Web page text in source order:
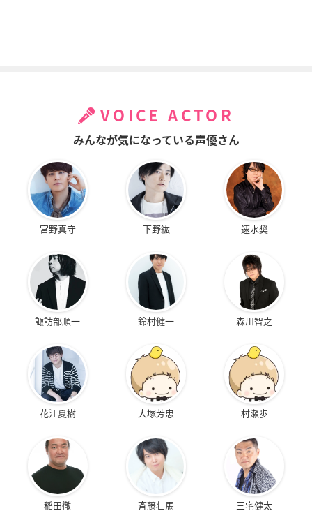
VOICE ACTOR
みんなが気になっている声優さん
宮野真守 下野紘 速水奨
諏訪部順一 鈴村健一 森川智之
花江夏樹 大塚芳忠 村瀬歩
稲田徹 斉藤壮馬 三宅健太